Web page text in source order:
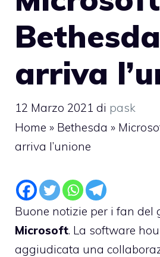
arriva
12 Marzo 2021 di pask
Home » Bethesda »
arriva l’unione
Buone notizie per i fan del
Microsoft. La software
aggiudicata una